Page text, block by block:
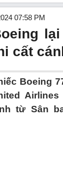
07:58 PM
cất
Boeing
từ Sân